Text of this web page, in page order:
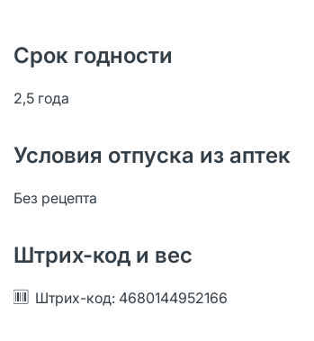
Срок годности
2,5 года
Условия отпуска из аптек
Без рецепта
Штрих-код и вес
Штрих-код: 4680144952166